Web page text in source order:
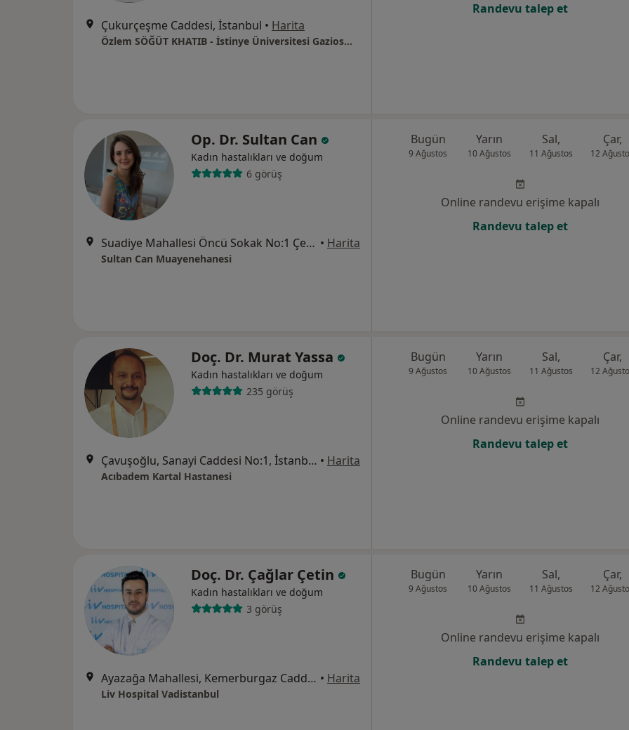
Çukurçeşme Caddesi, İstanbul • Harita
Özlem SÖĞÜT KHATIB - İstinye Üniversitesi Gaziosmanpaşa Hastanesi
Randevu talep et
Op. Dr. Sultan Can
Kadın hastalıkları ve doğum
6 görüş
Suadiye Mahallesi Öncü Sokak No:1 Çelem Loft, İstanbul • Harita
Sultan Can Muayenehanesi
Bugün
9 Ağustos
Yarın
10 Ağustos
Sal,
11 Ağustos
Çar,
12
Online randevu erişime kapalı
Randevu talep et
Doç. Dr. Murat Yassa
Kadın hastalıkları ve doğum
235 görüş
Çavuşoğlu, Sanayi Caddesi No:1, İstanbul • Harita
Acıbadem Kartal Hastanesi
Bugün
9 Ağustos
Yarın
10 Ağustos
Sal,
11 Ağustos
Çar,
12
Online randevu erişime kapalı
Randevu talep et
Doç. Dr. Çağlar Çetin
Kadın hastalıkları ve doğum
3 görüş
Ayazağa Mahallesi, Kemerburgaz Caddesi, Vadistanbul Park Etabı, 7F Blok, İstanbul • Harita
Liv Hospital Vadistanbul
Bugün
9 Ağustos
Yarın
10 Ağustos
Sal,
11 Ağustos
Çar,
12
Online randevu erişime kapalı
Randevu talep et